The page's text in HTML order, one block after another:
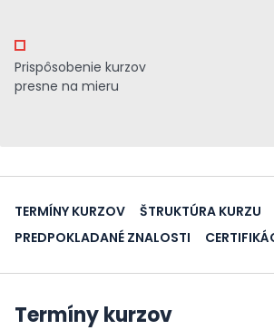
Prispôsobenie kurzov
presne na mieru
TERMÍNY KURZOV
ŠTRUKTÚRA KURZU
PREDPOKLADANÉ ZNALOSTI
Termíny kurzov